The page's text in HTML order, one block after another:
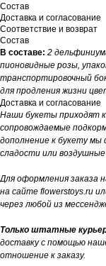
Состав
Доставка и согласование
Соответствие и возврат
Состав
В составе: 2
пионовидные розы,
транспортировочный
для продления жизни
Доставка и согласование
Наши букеты приходят к
сопровождаемые
дополнение к букету
сладости или
Для оформления заказа
на сайте flowerstoys.ru
через любой из
Только штатные
доставку с помощью
отношение к заказу.